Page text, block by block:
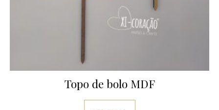
Topo de bolo MDF